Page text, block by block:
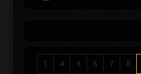
1 4 5 6 7 8